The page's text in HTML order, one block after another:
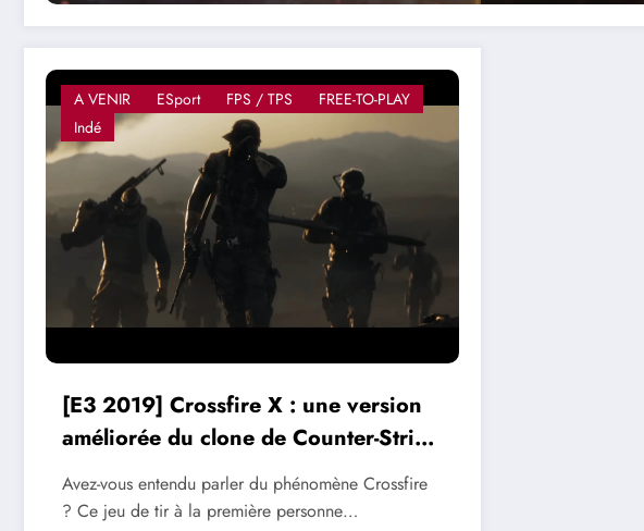
A VENIR ESport FPS / TPS
FREE-TO-PLAY
Indé
[E3 2019] Crossfire X : une version
améliorée du clone de Counter-Strike
prévue par Microsoft
Avez-vous entendu parler du phénomène Crossfire
? Ce jeu de tir à la première personne…